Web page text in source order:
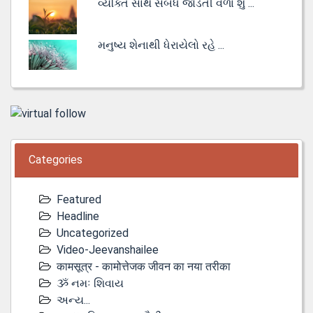
વ્યક્તિ સાથે સંબંધ જોડતી વેળા શું ...
મનુષ્ય શેનાથી ધેરાયેલો રહે ...
Categories
Featured
Headline
Uncategorized
Video-Jeevanshailee
कामसूत्र - कामोत्तेजक जीवन का नया तरीका
ૐ નમઃ શિવાય
અન્ય...